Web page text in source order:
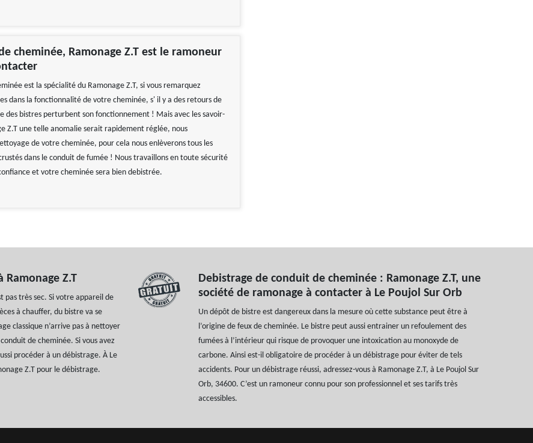
cheminée, Ramonage Z.T est le ramoneur
est la spécialité du Ramonage Z.T, si vous remarquez
dans la fonctionnalité de votre cheminée, s' il y a des retours de
des bistres perturbent son fonctionnement ! Mais avec les savoir-
Z.T une telle anomalie serait rapidement réglée, nous
de votre cheminée, pour cela nous enlèverons tous les
dans le conduit de fumée ! Nous travaillons en toute sécurité
et votre cheminée sera bien debistrée.
Ramonage Z.T
pas très sec. Si votre appareil de
à chauffer, du bistre va se
classique n’arrive pas à nettoyer
de cheminée. Si vous avez
procéder à un débistrage. À Le
Z.T pour le débistrage.
Debistrage de conduit de cheminée : Ramonage Z.T, une
société de ramonage à contacter à Le Poujol Sur Orb
Un dépôt de bistre est dangereux dans la mesure où cette substance peut être à
l’origine de feux de cheminée. Le bistre peut aussi entrainer un refoulement des
fumées à l’intérieur qui risque de provoquer une intoxication au monoxyde de
carbone. Ainsi est-il obligatoire de procéder à un débistrage pour éviter de tels
accidents. Pour un débistrage réussi, adressez-vous à Ramonage Z.T, à Le Poujol Sur
Orb, 34600. C’est un ramoneur connu pour son professionnel et ses tarifs très
accessibles.